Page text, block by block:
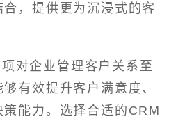
，提供更为沉浸式的客
对企业管理客户关系至
有效提升客户满意度、
能力。选择合适的CRM